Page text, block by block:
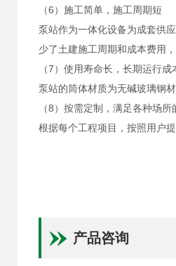
（6）施工简单，施工周期短
泵站作为一体化设备为成套供
少了土建施工周期和成本费用
（7）使用寿命长，长期运行成
泵站的筒体材质为无碱玻璃钢
（8）按需定制，满足各种场所
根据每个工程项目，按照用户
产品咨询